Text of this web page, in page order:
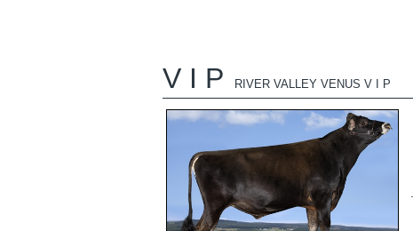
V I P RIVER VALLEY VENUS V I P